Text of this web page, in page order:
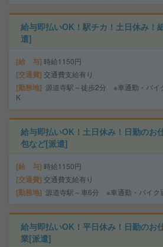
給与即払いOK！駅チカ！土日休み！
遣]
給 与 時給1150円
交通費 交通費支給有り
勤務地 源道寺駅～徒歩2分 ※車通勤・バイ
K
給与即払いOK！土日休み！日勤のお
包など[派遣]
給 与 時給1150円
交通費 交通費支給有り
勤務地 源道寺駅～車6分 ※車通勤・バイク
給与即払いOK！平日休み！日勤のお
業[派遣]